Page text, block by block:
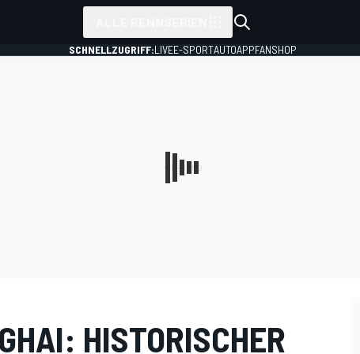
SCHNELLZUGRIFF:LIVEE-SPORTAUTOAPPFANSHOP
HISTORISCHER